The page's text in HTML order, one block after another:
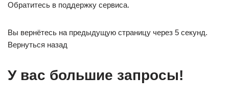
Обратитесь в поддержку сервиса.
Вы вернётесь на предыдущую страницу через 5 секунд.
Вернуться назад
У вас большие запросы!